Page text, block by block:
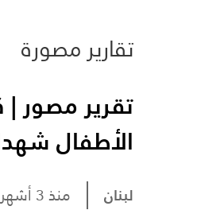
تقارير مصورة
تقرير مصور
الأطفال
لبنان منذ 3 أشهر